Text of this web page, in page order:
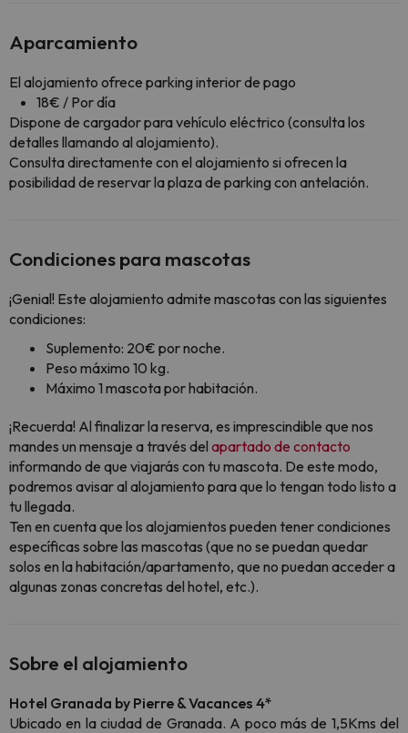
Aparcamiento
El alojamiento ofrece parking interior de pago
18€ / Por día
Dispone de cargador para vehículo eléctrico (consulta los
detalles llamando al alojamiento).
Consulta directamente con el alojamiento si ofrecen la
posibilidad de reservar la plaza de parking con antelación.
Condiciones para mascotas
¡Genial! Este alojamiento admite mascotas con las siguientes
condiciones:
Suplemento: 20€ por noche.
Peso máximo 10 kg.
Máximo 1 mascota por habitación.
¡Recuerda! Al finalizar la reserva, es imprescindible que nos
mandes un mensaje a través del apartado de contacto
informando de que viajarás con tu mascota. De este modo,
podremos avisar al alojamiento para que lo tengan todo listo a
tu llegada.
Ten en cuenta que los alojamientos pueden tener condiciones
específicas sobre las mascotas (que no se puedan quedar
solos en la habitación/apartamento, que no puedan acceder a
algunas zonas concretas del hotel, etc.).
Sobre el alojamiento
Hotel Granada by Pierre & Vacances 4*
Ubicado en la ciudad de Granada. A poco más de 1,5Kms del